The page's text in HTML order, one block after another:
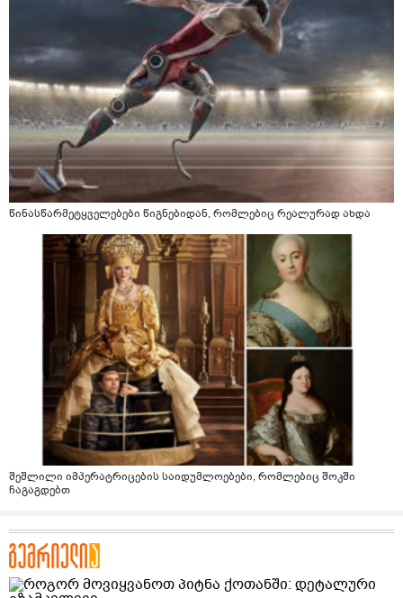
წინასწარმეტყველებები წიგნებიდან, რომლებიც რეალურად ახდა
შეშლილი იმპერატრიცების საიდუმლოებები, რომლებიც შოკში
ჩაგაგდებთ